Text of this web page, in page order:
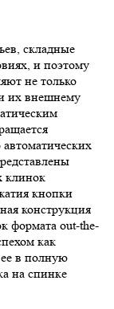
складные
и поэтому
не только
их внешнему
клинок
кнопки
конструкция
формата out-the-
как
в полную
на спинке